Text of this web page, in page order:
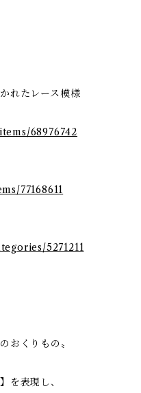
れたレース模様
68976742
77168611
5271211
おくりもの〟
を表現し、